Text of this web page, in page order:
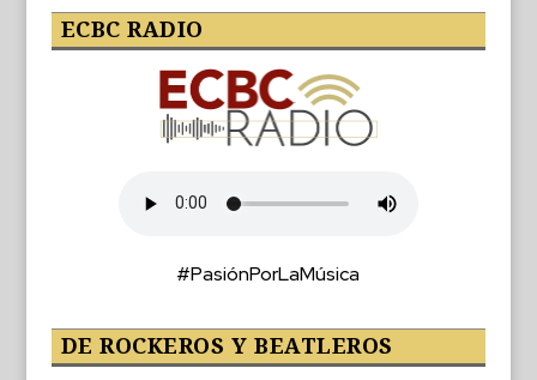
ECBC RADIO
#PasiónPorLaMúsica
DE ROCKEROS Y BEATLEROS